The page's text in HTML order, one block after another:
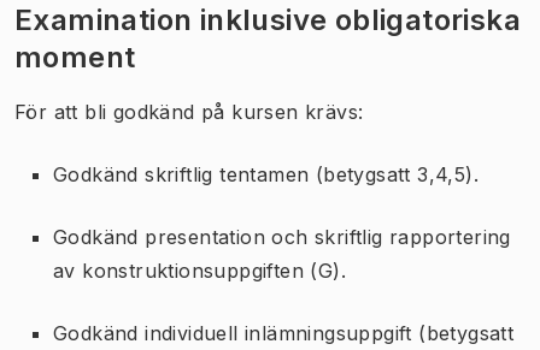
Examination inklusive obligatoriska
moment
För att bli godkänd på kursen krävs:
Godkänd skriftlig tentamen (betygsatt 3,4,5).
Godkänd presentation och skriftlig rapportering
av konstruktionsuppgiften (G).
Godkänd individuell inlämningsuppgift (betygsatt